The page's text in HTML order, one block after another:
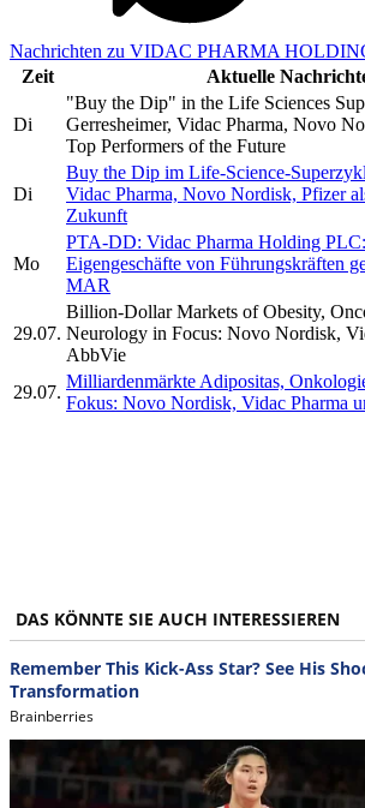
Nachrichten zu VIDAC PHARMA
Zeit
Aktuelle
Di
"Buy the Dip" in the Life Sciences
Gerresheimer, Vidac Pharma, Novo
Top Performers of the Future
Di
Buy the Dip im Life-Science-
Vidac Pharma, Novo Nordisk, Pfizer
Zukunft
Mo
PTA-DD: Vidac Pharma Holding
Eigengeschäfte von Führungskräften
MAR
29.07.
Billion-Dollar Markets of Obesity,
Neurology in Focus: Novo Nordisk,
AbbVie
29.07.
Milliardenmärkte Adipositas,
Fokus: Novo Nordisk, Vidac Pharma